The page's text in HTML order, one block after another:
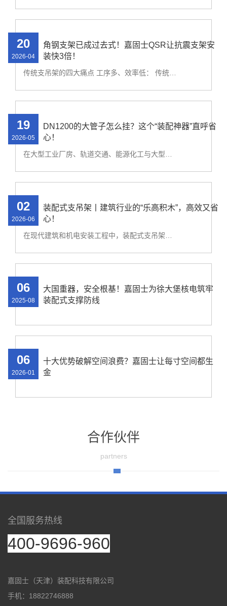
角钢支架已成过去式！嘉固士QSR让抗震支架安
装快3倍！
20
2026-04
DN1200的大管子怎么挂？这个“装配神器”直呼省
心！
19
2026-05
装配式支吊架丨建筑行业的“乐高积木”，高效又省
心！
02
2026-06
大国重器，安全根基！嘉固士为徐大堡核电筑牢
装配式支撑防线
06
2025-08
十大优势破解空间浪费？嘉固士让每寸空间都生
金
06
2026-01
合作伙伴
partners
全国服务热线
400-9696-960
嘉固士（天津）装配科技有限公司
手机：18822746888